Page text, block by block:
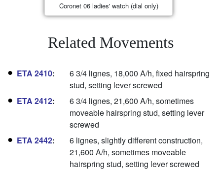
Coronet 06 ladies' watch (dial only)
Related Movements
ETA 2410:
6 3/4 lignes, 18,000 A/h, fixed hairspring
stud, setting lever screwed
ETA 2412:
6 3/4 lignes, 21,600 A/h, sometimes
moveable hairspring stud, setting lever
screwed
ETA 2442:
6 lignes, slightly different construction,
21,600 A/h, sometimes moveable
hairspring stud, setting lever screwed